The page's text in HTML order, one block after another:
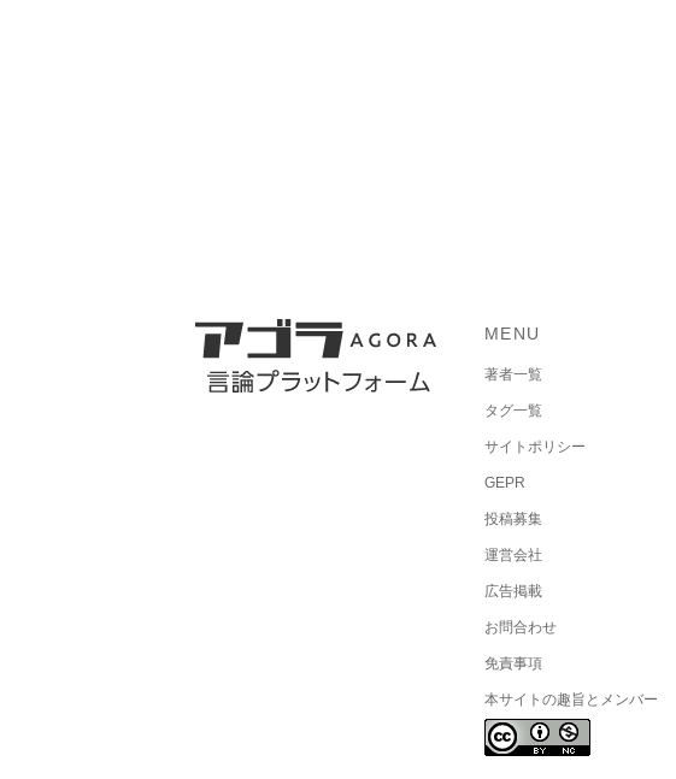
MENU
著者一覧
タグ一覧
サイトポリシー
GEPR
投稿募集
運営会社
広告掲載
お問合わせ
免責事項
本サイトの趣旨とメンバー